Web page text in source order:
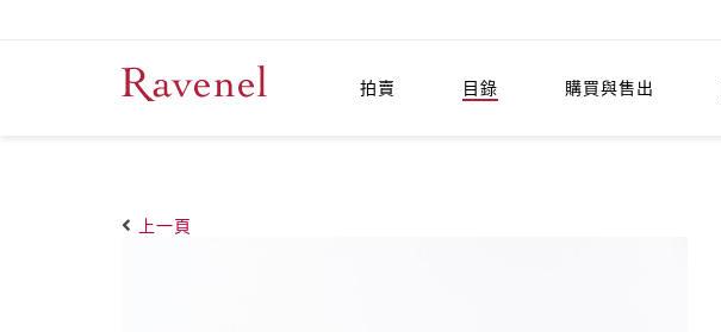
拍賣 目錄 購買與售出
上一頁